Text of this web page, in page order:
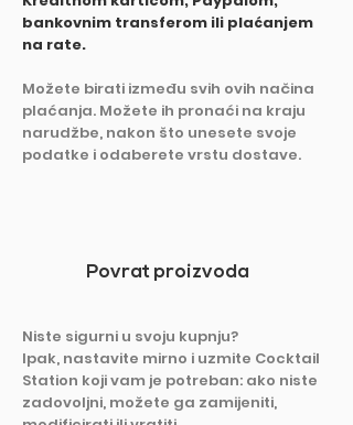
bankovnim transferom ili plaćanjem
na rate.
Možete birati između svih ovih načina
plaćanja. Možete ih pronaći na kraju
narudžbe, nakon što unesete svoje
podatke i odaberete vrstu dostave.
Povrat proizvoda
Niste sigurni u svoju kupnju?
Ipak, nastavite mirno i uzmite Cocktail
Station koji vam je potreban: ako niste
zadovoljni, možete ga zamijeniti,